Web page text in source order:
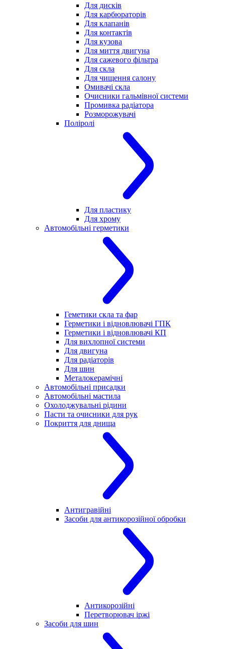
Для дисків
Для карбюраторів
Для клапанів
Для контактів
Для кузова
Для миття двигуна
Для сажевого фільтра
Для скла
Для чищення салону
Омивачі скла
Очисники гальмівної системи
Промивка радіатора
Розморожувачі
Поліролі
Для пластику
Для хрому
Автомобільні герметики
Геметики скла та фар
Герметики і відновлювачі ГПК
Герметики і відновлювачі КП
Для вихлопної системи
Для двигуна
Для радіаторів
Для шин
Металокерамічні
Автомобільні присадки
Автомобільні мастила
Охолоджувальні рідини
Пасти та очисники для рук
Покриття для днища
Антигравійні
Засоби для антикорозійної обробки
Антикорозійні
Перетворювач іржі
Засоби для шин